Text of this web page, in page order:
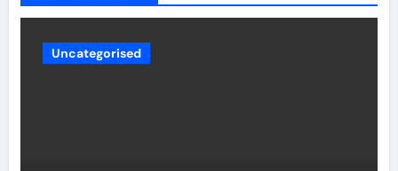
Uncategorised